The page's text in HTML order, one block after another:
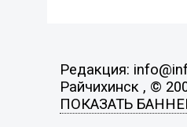
Редакция:
Райчихинск , ©
ПОКАЗАТЬ